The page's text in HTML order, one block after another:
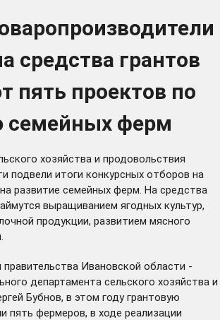
средства грантов
пять проектов по
семейных ферм
хозяйства и продовольствия
подвели итоги конкурсных отборов на
развитие семейных ферм. На средства
выращиванием ягодных культур,
продукции, развитием мясного
правительства Ивановской области -
департамента сельского хозяйства и
Бубнов, в этом году грантовую
пять фермеров, в ходе реализации